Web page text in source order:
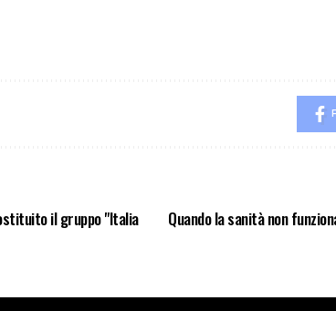
il gruppo "Italia
Quando la sanità non